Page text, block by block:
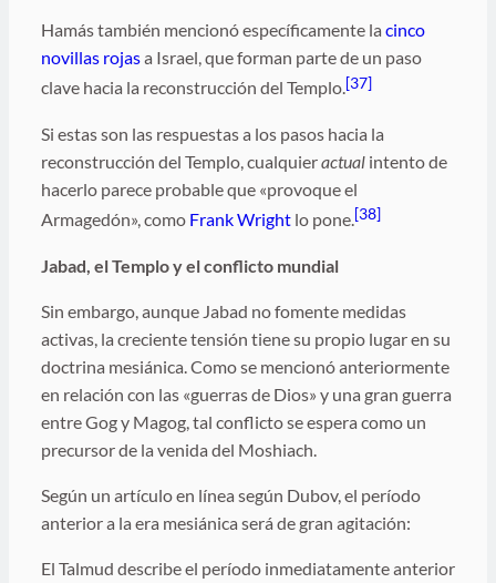
Hamás también mencionó específicamente la cinco
novillas rojasa Israel, que forman parte de un paso
clave hacia la reconstrucción del Templo.[37]
Si estas son las respuestas a los pasos hacia la
reconstrucción del Templo, cualquieractualintento de
hacerlo parece probable que «provoque el
Armagedón», como Frank Wrightlo pone.[38]
Jabad, el Templo y el conflicto mundial
Sin embargo, aunque Jabad no fomente medidas
activas, la creciente tensión tiene su propio lugar en su
doctrina mesiánica. Como se mencionó anteriormente
en relación con las «guerras de Dios» y una gran guerra
entre Gog y Magog, tal conflicto se espera como un
precursor de la venida del Moshiach.
Según un artículo en línea según Dubov, el período
anterior a la era mesiánica será de gran agitación:
El Talmud describe el período inmediatamente anterior